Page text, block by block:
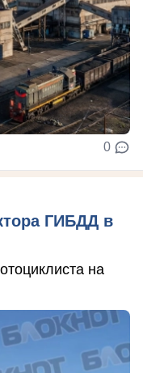
0
ГИБДД в
на